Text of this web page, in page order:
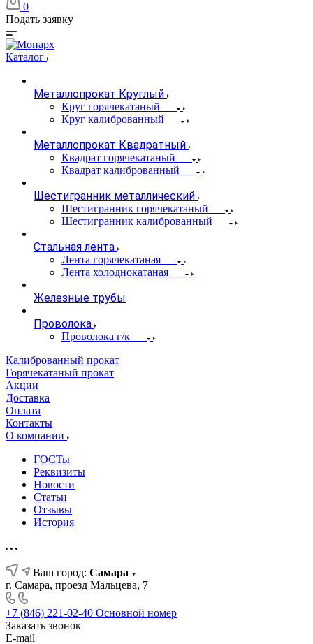
0
Подать заявку
Каталог
Металлопрокат Круглый
Круг горячекатаный
Круг калиброванный
Металлопрокат Квадратный
Квадрат горячекатаный
Квадрат калиброванный
Шестигранник металлический
Шестигранник горячекатаный
Шестигранник калиброванный
Стальная лента
Лента горячекатаная
Лента холоднокатаная
Железные трубы
Проволока
Проволока г/к
Калиброванный прокат
Горячекатаный прокат
Акции
Доставка
Оплата
Контакты
О компании
ГОСТы
Реквизиты
Новости
Статьи
Отзывы
История
Ваш город: Самара
г. Самара, проезд Мальцева, 7
+7 (846) 221-02-40 Основной номер
Заказать звонок
E-mail